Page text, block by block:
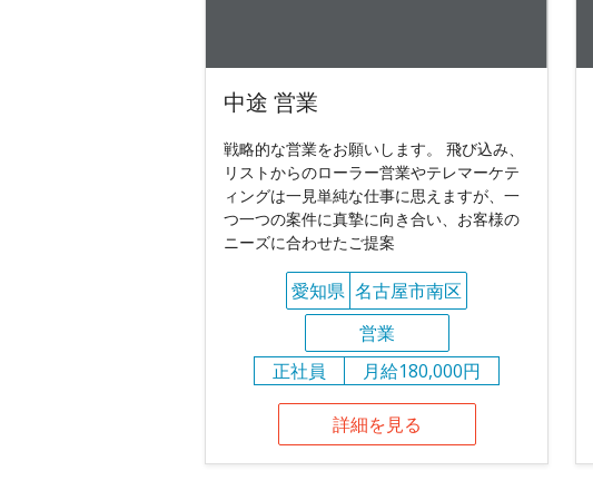
中途 営業
戦略的な営業をお願いします。 飛び込み、
リストからのローラー営業やテレマーケテ
ィングは一見単純な仕事に思えますが、一
つ一つの案件に真摯に向き合い、お客様の
ニーズに合わせたご提案
愛知県 名古屋市南区
営業
正社員
月給180,000円
詳細を見る